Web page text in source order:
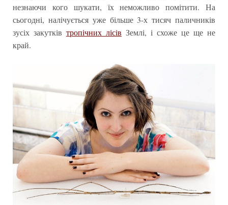
незнаючи кого шукати, їх неможливо помітити. На
сьогодні, налічується уже більше 3-х тисяч паличників
зусіх закутків тропічних лісів Землі, і схоже це ще не
край.